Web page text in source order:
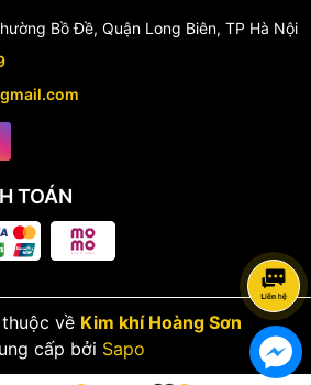
Bồ Đề, Quận Long Biên, TP Hà Nội
TOÁN
về Kim khí Hoàng Sơn
cấp bởi Sapo